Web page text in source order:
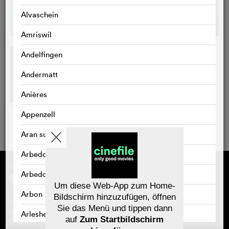
Alvaschein
Amriswil
Andelfingen
Andermatt
Anières
Appenzell
Aran sur Vilette
Arbedo
Arbedo-Castione
Arbon
Arlesheim
Gefördert von
Kontakt
Impressum
Datenschutz
Newsletter
Häufig gestellte Fragen (FAQ)
Gutscheine
Um diese Web-App zum Home-
Bildschirm hinzuzufügen, öffnen
Sie das Menü und tippen dann
auf Zum Startbildschirm